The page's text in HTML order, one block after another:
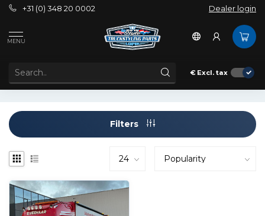
+31 (0) 348 20 0002 Dealer login
MENU
€ Excl. tax
Tags
PRODUCTS TAGGED WITH AMERICAN LIGHT
Filters